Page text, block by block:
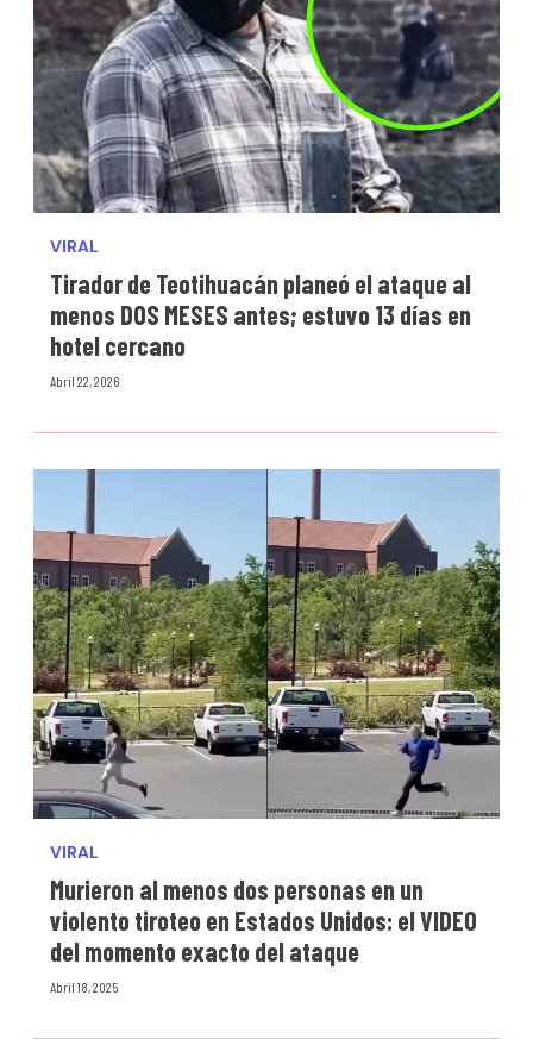
VIRAL
Tirador de Teotihuacán planeó el ataque al
menos DOS MESES antes; estuvo 13 días en
hotel cercano
Abril 22, 2026
VIRAL
Murieron al menos dos personas en un
violento tiroteo en Estados Unidos: el VIDEO
del momento exacto del ataque
Abril 18, 2025